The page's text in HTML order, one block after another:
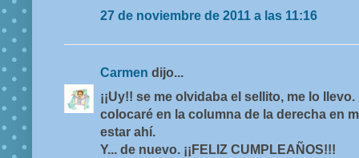
27 de noviembre de 2011 a las 11:16
Carmen dijo...
¡¡Uy!! se me olvidaba el sellito, me lo llevo.
colocaré en la columna de la derecha en
estar ahí.
Y... de nuevo. ¡¡FELIZ CUMPLEAÑOS!!!